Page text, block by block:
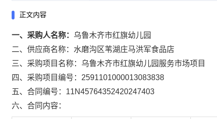
正文内容
一、采购人名称： 乌鲁木齐市红旗幼儿园
二、供应商名称： 水磨沟区苇湖庄马洪军食品店
三、采购项目名称： 乌鲁木齐市红旗幼儿园服务市场项目
四、采购项目编号： 2591101000013083838
五、合同编号： 11N45764352420247403
六、合同内容：